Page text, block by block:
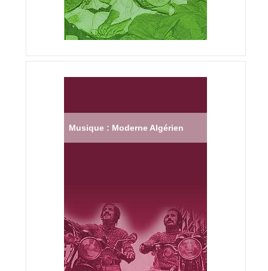
Musique : Moderne Algérien